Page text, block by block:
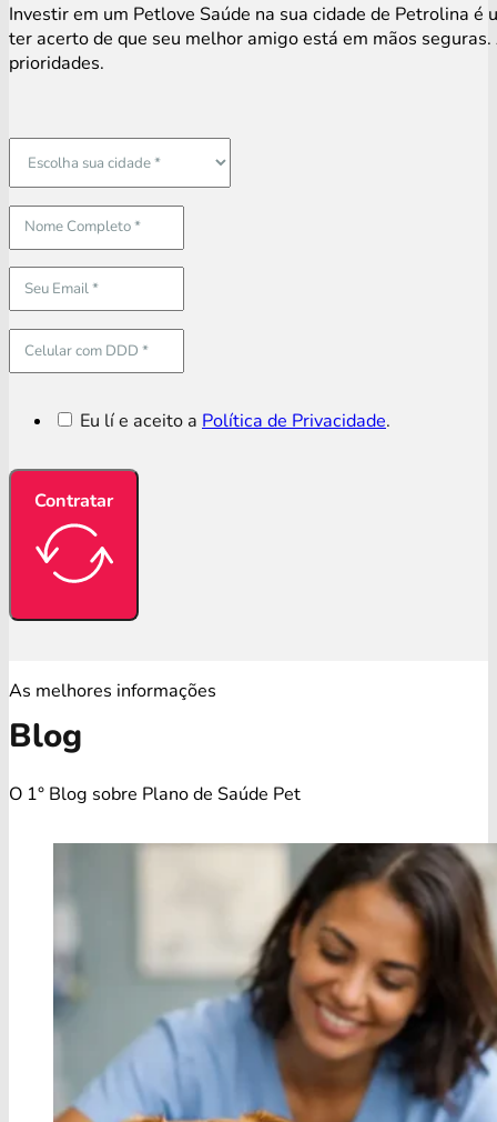
Investir em um Petlove Saúde na sua cidade de Petrolina
ter acerto de que seu melhor amigo está em mãos
prioridades.
Eu lí e aceito a Política de Privacidade.
Contratar
As melhores informações
Blog
O 1° Blog sobre Plano de Saúde Pet